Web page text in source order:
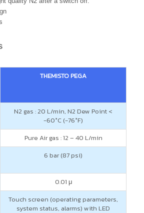
THEMISTO PEGA
N2 gas : 20 L/min, N2 Dew Point <
-60°C (-76°F)
Pure Air gas : 12 – 40 L/min
6 bar (87 psi)
0.01 μ
Touch screen (operating parameters,
system status, alarms) with LED